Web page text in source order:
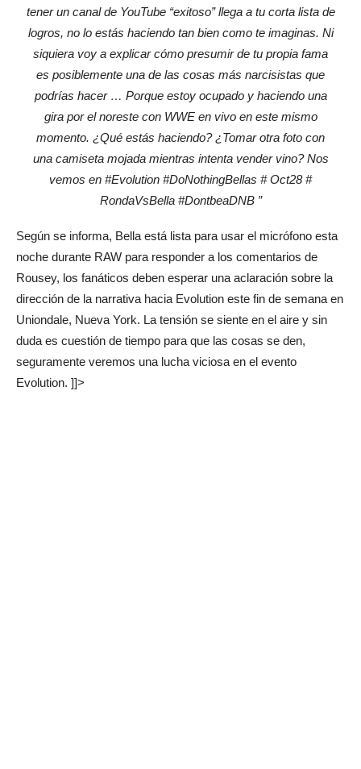
tener un canal de YouTube “exitoso” llega a tu corta lista de
logros, no lo estás haciendo tan bien como te imaginas. Ni
siquiera voy a explicar cómo presumir de tu propia fama
es posiblemente una de las cosas más narcisistas que
podrías hacer … Porque estoy ocupado y haciendo una
gira por el noreste con WWE en vivo en este mismo
momento. ¿Qué estás haciendo? ¿Tomar otra foto con
una camiseta mojada mientras intenta vender vino? Nos
vemos en #Evolution #DoNothingBellas # Oct28 #
RondaVsBella #DontbeaDNB ”
Según se informa, Bella está lista para usar el micrófono esta
noche durante RAW para responder a los comentarios de
Rousey, los fanáticos deben esperar una aclaración sobre la
dirección de la narrativa hacia Evolution este fin de semana en
Uniondale, Nueva York. La tensión se siente en el aire y sin
duda es cuestión de tiempo para que las cosas se den,
seguramente veremos una lucha viciosa en el evento
Evolution. ]]>